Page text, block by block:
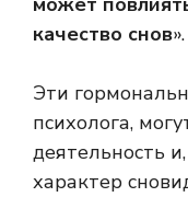
качество снов».
Эти
психолога,
деятельность
характер